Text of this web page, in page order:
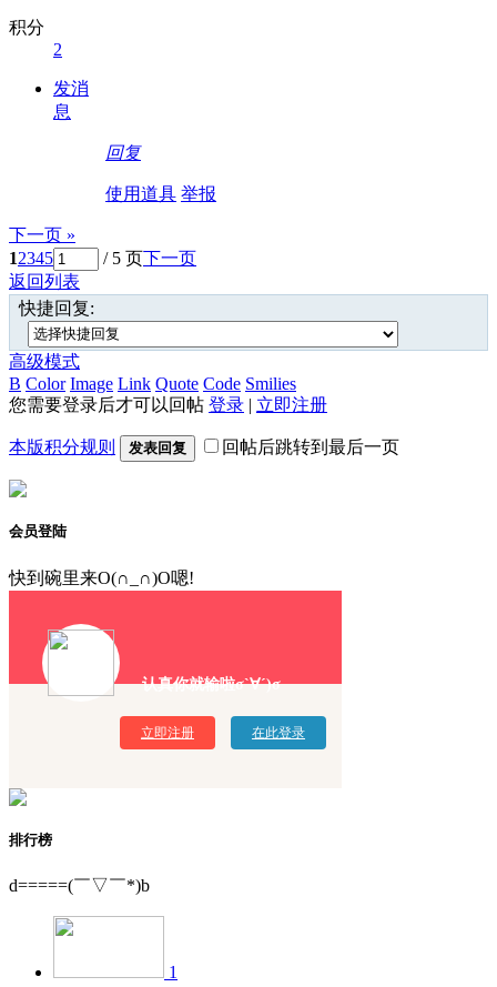
积分
2
发消
息
回复
使用道具 举报
下一页 »
12345 / 5 页下一页
返回列表
快捷回复:
高级模式
B Color Image Link Quote Code Smilies
您需要登录后才可以回帖 登录 | 立即注册
本版积分规则 发表回复 回帖后跳转到最后一页
会员登陆
快到碗里来O(∩_∩)O嗯!
认真你就输啦σ`∀´)σ
立即注册 在此登录
排行榜
d=====(￣▽￣*)b
1